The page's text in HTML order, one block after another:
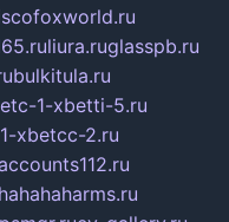
liura.ruglasspb.ru
bulkitula.ru
1-xbetti-5.ru
xbetcc-2.ru
hahahaharms.ru